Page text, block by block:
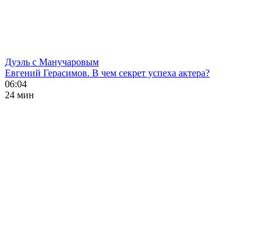
Дуэль с Манучаровым
Евгений Герасимов. В чем секрет успеха актера?
06:04
24 мин